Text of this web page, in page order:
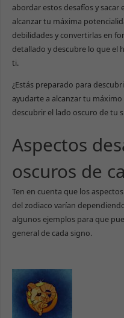
abordar estos desafíos y sacar
alcanzar tu máxima
debilidades y convertirlas en
detallado y descubre lo que el
ti.
¿Estás preparado para
ayudarte a alcanzar tu máximo
descubrir el lado oscuro de tu
Aspectos
oscuros de
Ten en cuenta que los
del zodiaco varían
algunos ejemplos para que
general de cada signo.